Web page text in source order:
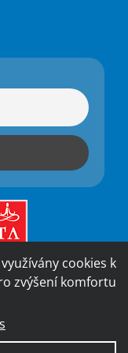
cookies k
zvýšení komfortu